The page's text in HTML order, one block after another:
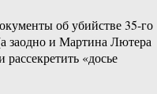
об убийстве 35-го
заодно и Мартина Лютера
«досье